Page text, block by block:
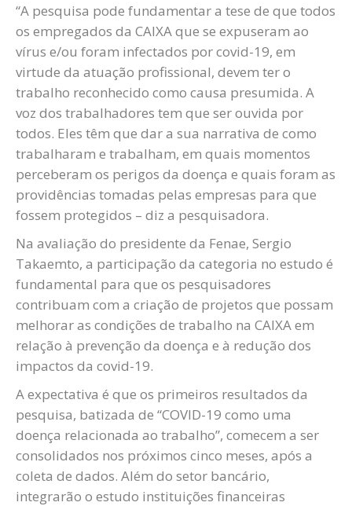
“A pesquisa pode fundamentar a tese de que todos
os empregados da CAIXA que se expuseram ao
vírus e/ou foram infectados por covid-19, em
virtude da atuação profissional, devem ter o
trabalho reconhecido como causa presumida. A
voz dos trabalhadores tem que ser ouvida por
todos. Eles têm que dar a sua narrativa de como
trabalharam e trabalham, em quais momentos
perceberam os perigos da doença e quais foram as
providências tomadas pelas empresas para que
fossem protegidos – diz a pesquisadora.
Na avaliação do presidente da Fenae, Sergio
Takaemto, a participação da categoria no estudo é
fundamental para que os pesquisadores
contribuam com a criação de projetos que possam
melhorar as condições de trabalho na CAIXA em
relação à prevenção da doença e à redução dos
impactos da covid-19.
A expectativa é que os primeiros resultados da
pesquisa, batizada de “COVID-19 como uma
doença relacionada ao trabalho”, comecem a ser
consolidados nos próximos cinco meses, após a
coleta de dados. Além do setor bancário,
integrarão o estudo instituições financeiras